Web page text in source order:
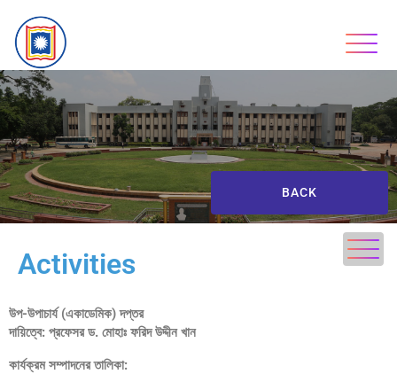
BACK
Activities
উপ-উপাচার্য (একাডেমিক) দপ্তর
দায়িত্বে: প্রফেসর ড. মোহাঃ ফরিদ উদ্দীন খান
কার্যক্রম সম্পাদনের তালিকা: